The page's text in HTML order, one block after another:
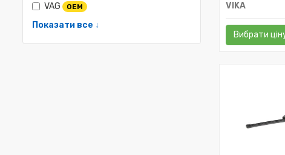
VAG OEM
Показати все ↓
VIKA
Вибрати